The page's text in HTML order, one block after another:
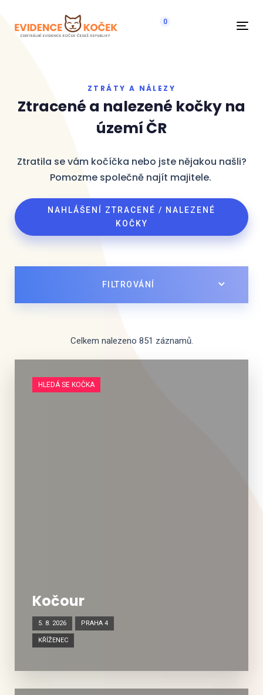
0
ZTRÁTY A NÁLEZY
Ztracené a nalezené kočky na
území ČR
Ztratila se vám kočíčka nebo jste nějakou našli?
Pomozme společně najít majitele.
NAHLÁŠENÍ ZTRACENÉ / NALEZENÉ
KOČKY
FILTROVÁNÍ
Celkem nalezeno 851 záznamů.
HLEDÁ SE KOČKA
Kočour
5. 8. 2026 PRAHA 4
KŘÍŽENEC